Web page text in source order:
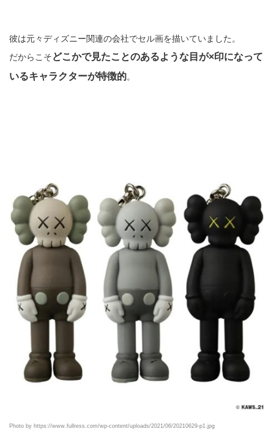
彼は元々ディズニー関連の会社でセル画を描いていました。
だからこそどこかで見たことのあるような目が×印になって
いるキャラクターが特徴的。
Photo by https://www.fullress.com/wp-content/uploads/2021/06/20210629-p1.jpg